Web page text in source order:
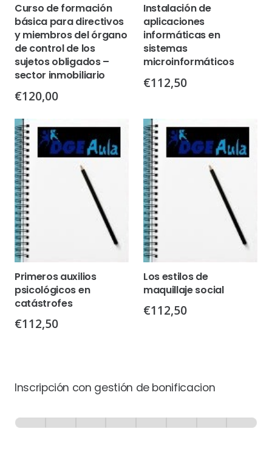
Curso de formación
básica para directivos
y miembros del órgano
de control de los
sujetos obligados –
sector inmobiliario
€120,00
Instalación de
aplicaciones
informáticas en
sistemas
microinformáticos
€112,50
Primeros auxilios
psicológicos en
catástrofes
€112,50
Los estilos de
maquillaje social
€112,50
Inscripción con gestión de bonificacion
-